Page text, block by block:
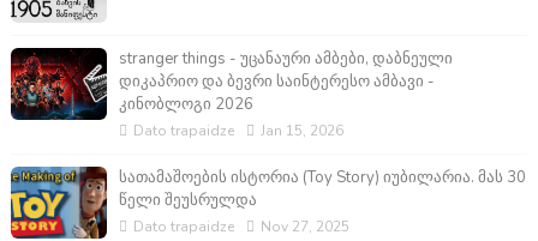
stranger things - უცანაური ამბები, დაბნეული
დიკაპრიო და ბევრი საინტერესო ამბავი -
კინობლოგი 2026
Dato trapaidze Jan 15, 2026
სათამაშოების ისტორია (Toy Story) იუბილარია. მას 30
წელი შეუსრულდა
Dato trapaidze Nov 27, 2025